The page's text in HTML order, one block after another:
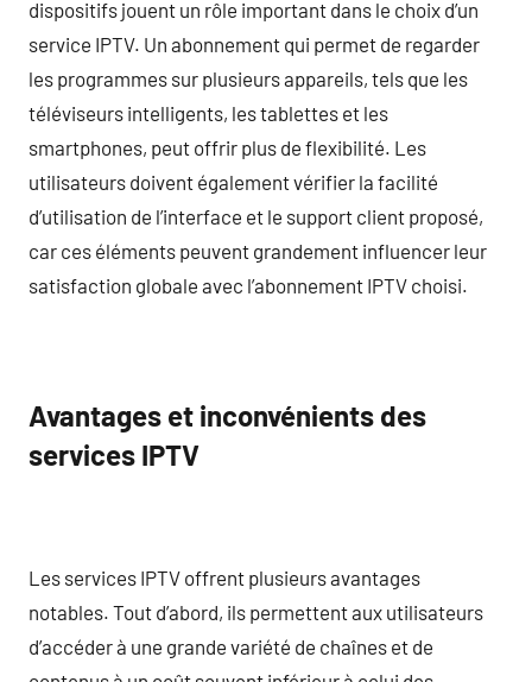
dispositifs jouent un rôle important dans le choix d’un
service IPTV. Un abonnement qui permet de regarder
les programmes sur plusieurs appareils, tels que les
téléviseurs intelligents, les tablettes et les
smartphones, peut offrir plus de flexibilité. Les
utilisateurs doivent également vérifier la facilité
d’utilisation de l’interface et le support client proposé,
car ces éléments peuvent grandement influencer leur
satisfaction globale avec l’abonnement IPTV choisi.
Avantages et inconvénients des
services IPTV
Les services IPTV offrent plusieurs avantages
notables. Tout d’abord, ils permettent aux utilisateurs
d’accéder à une grande variété de chaînes et de